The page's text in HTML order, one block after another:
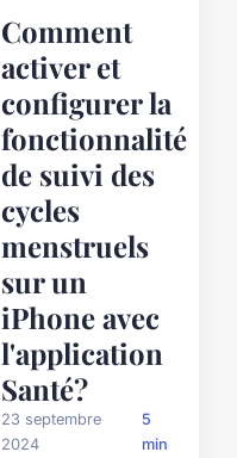
Comment
activer et
configurer la
fonctionnalité
de suivi des
cycles
menstruels
sur un
iPhone avec
l'application
Santé?
23 septembre
2024
5
min